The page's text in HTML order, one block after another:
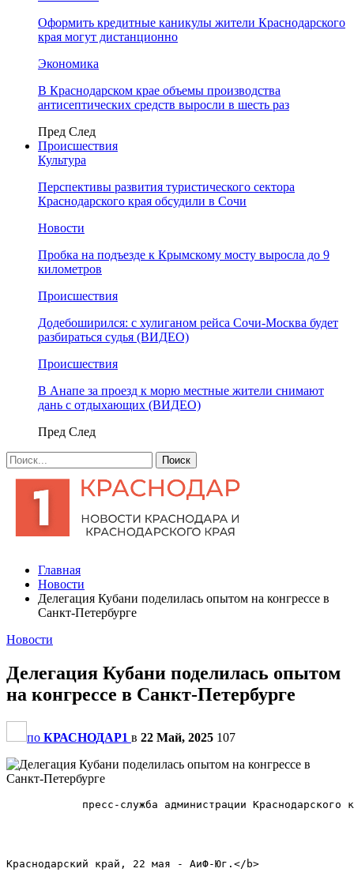
Оформить кредитные каникулы жители Краснодарского
края могут дистанционно
Экономика
В Краснодарском крае объемы производства
антисептических средств выросли в шесть раз
Пред След
Происшествия
Культура
Перспективы развития туристического сектора
Краснодарского края обсудили в Сочи
Новости
Пробка на подъезде к Крымскому мосту выросла до 9
километров
Происшествия
Додебоширился: с хулиганом рейса Сочи-Москва будет
разбираться судья (ВИДЕО)
Происшествия
В Анапе за проезд к морю местные жители снимают
дань с отдыхающих (ВИДЕО)
Пред След
Главная
Новости
Делегация Кубани поделилась опытом на конгрессе в
Санкт-Петербурге
Новости
Делегация Кубани поделилась опытом
на конгрессе в Санкт-Петербурге
по КРАСНОДАР1 в 22 Май, 2025 107
пресс-служба администрации
Краснодарский край, 22 мая - АиФ-Юг.</b>